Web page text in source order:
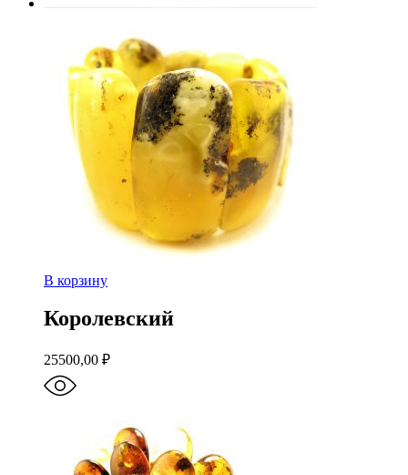
В корзину
Королевский
25500,00 ₽